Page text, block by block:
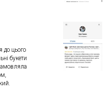
до цього
букети